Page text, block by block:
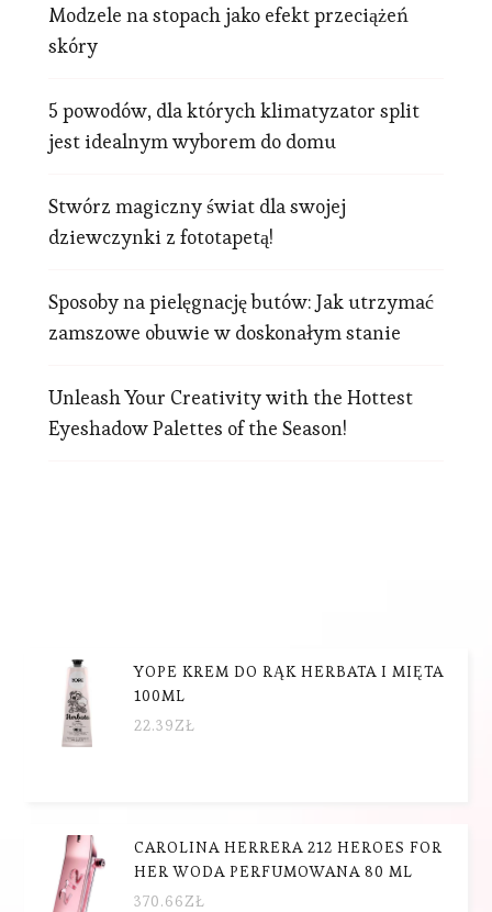
Modzele na stopach jako efekt przeciążeń
skóry
5 powodów, dla których klimatyzator split
jest idealnym wyborem do domu
Stwórz magiczny świat dla swojej
dziewczynki z fototapetą!
Sposoby na pielęgnację butów: Jak utrzymać
zamszowe obuwie w doskonałym stanie
Unleash Your Creativity with the Hottest
Eyeshadow Palettes of the Season!
YOPE KREM DO RĄK HERBATA I MIĘTA
100ML
22.39ZŁ
CAROLINA HERRERA 212 HEROES FOR
HER WODA PERFUMOWANA 80 ML
370.66ZŁ